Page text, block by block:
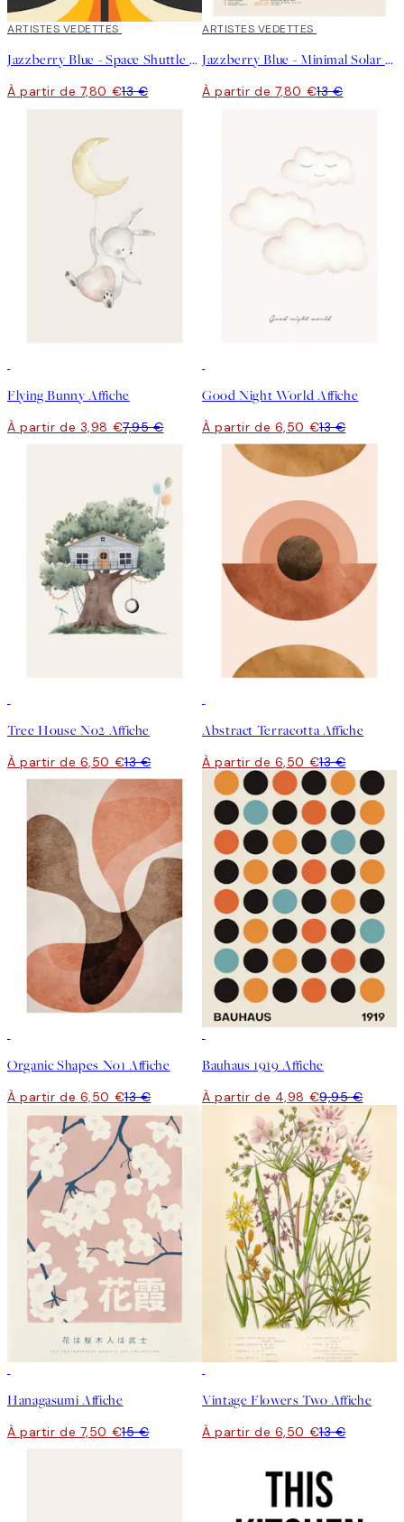
40%*
ARTISTES VEDETTES
Jazzberry Blue - Space Shuttle No2 Affiche
À partir de 7,80 €13 €
40%*
ARTISTES VEDETTES
Jazzberry Blue - Minimal Solar System Affiche
À partir de 7,80 €13 €
Flying Bunny Affiche
À partir de 3,98 €7,95 €
Good Night World Affiche
À partir de 6,50 €13 €
Tree House No2 Affiche
À partir de 6,50 €13 €
Abstract Terracotta Affiche
À partir de 6,50 €13 €
Organic Shapes No1 Affiche
À partir de 6,50 €13 €
Bauhaus 1919 Affiche
À partir de 4,98 €9,95 €
Hanagasumi Affiche
À partir de 7,50 €15 €
Vintage Flowers Two Affiche
À partir de 6,50 €13 €